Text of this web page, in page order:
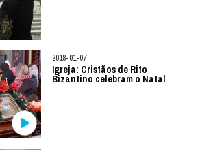
2018-01-07
Igreja: Cristãos de Rito
Bizantino celebram o Natal